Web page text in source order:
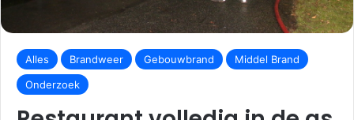
Alles Brandweer Gebouwbrand
Middel Brand
Onderzoek